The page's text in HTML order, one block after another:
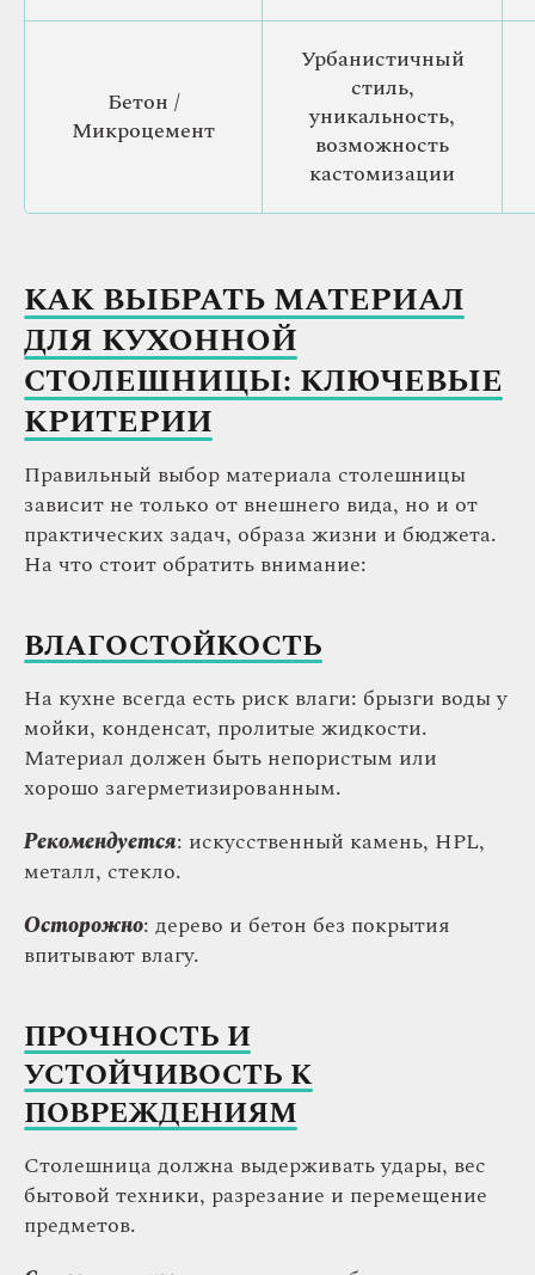
Бетон /
Микроцемент
Урбанистичный
стиль,
уникальность,
возможность
кастомизации
КАК ВЫБРАТЬ МАТЕРИАЛ
ДЛЯ КУХОННОЙ
СТОЛЕШНИЦЫ: КЛЮЧЕВЫЕ
КРИТЕРИИ
Правильный выбор материала столешницы
зависит не только от внешнего вида, но и от
практических задач, образа жизни и бюджета.
На что стоит обратить внимание:
ВЛАГОСТОЙКОСТЬ
На кухне всегда есть риск влаги: брызги воды у
мойки, конденсат, пролитые жидкости.
Материал должен быть непористым или
хорошо загерметизированным.
Рекомендуется: искусственный камень, HPL,
металл, стекло.
Осторожно: дерево и бетон без покрытия
впитывают влагу.
ПРОЧНОСТЬ И
УСТОЙЧИВОСТЬ К
ПОВРЕЖДЕНИЯМ
Столешница должна выдерживать удары, вес
бытовой техники, разрезание и перемещение
предметов.